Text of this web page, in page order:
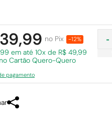
no Pix -12%
em até 10x de R$ 49,99
no Cartão Quero-Quero
pagamento
-